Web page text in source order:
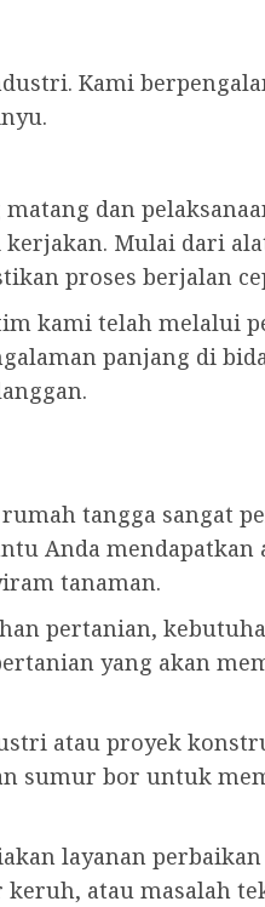
Kami
dan
Mulai dari
proses berjalan
kami telah melalui
panjang di
tangga sangat
Anda
tanaman.
pertanian,
yang akan
atau proyek
sumur bor untuk
layanan
atau masalah